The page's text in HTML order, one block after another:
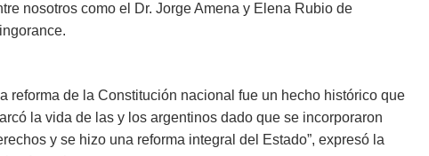
nosotros como el Dr. Jorge Amena y Elena Rubio de
reforma de la Constitución nacional fue un hecho histórico que
la vida de las y los argentinos dado que se incorporaron
y se hizo una reforma integral del Estado”, expresó la